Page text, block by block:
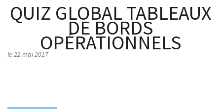
QUIZ GLOBAL TABLEAUX
DE BORDS
OPÉRATIONNELS
le 22 mai 2017